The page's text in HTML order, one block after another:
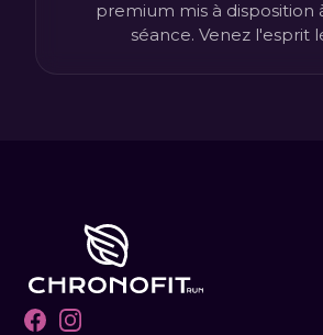
premium mis à disposition
séance. Venez l'esprit